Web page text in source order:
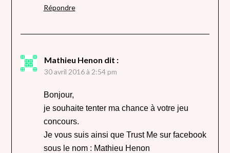
Répondre
Mathieu Henon dit :
30 avril 2016 à 2:54 pm
Bonjour,
je souhaite tenter ma chance à votre jeu
concours.
Je vous suis ainsi que Trust Me sur facebook
sous le nom : Mathieu Henon